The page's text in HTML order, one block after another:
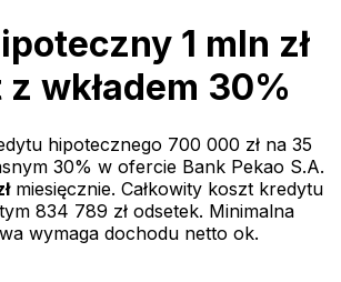
1 mln zł
wkładem 30%
hipotecznego 700 000 zł na 35
30% w ofercie Bank Pekao S.A.
miesięcznie. Całkowity koszt kredytu
834 789 zł odsetek. Minimalna
wymaga dochodu netto ok.